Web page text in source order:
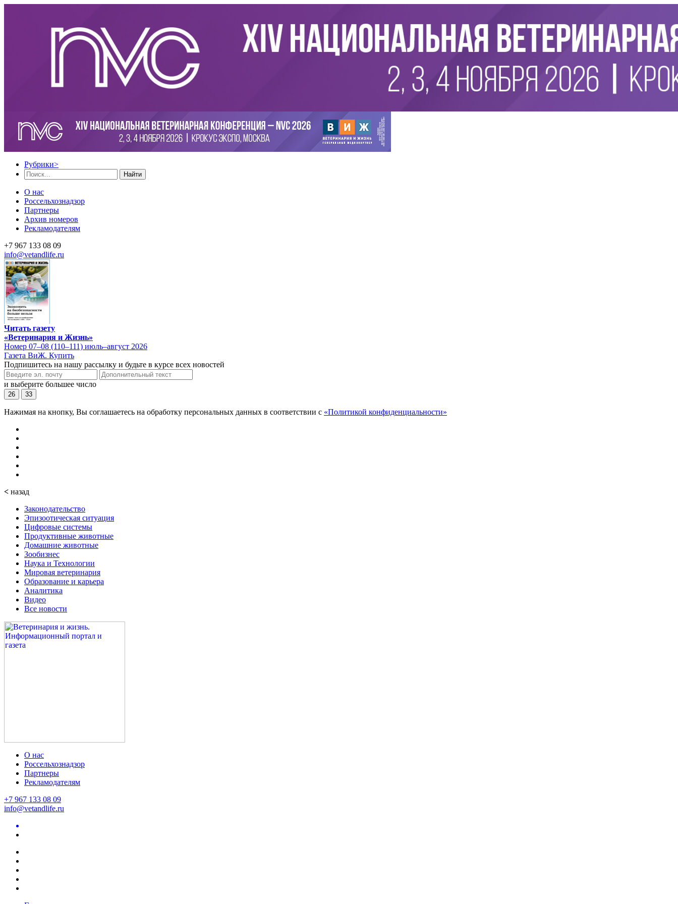
Рубрики>
Найти
О нас
Россельхознадзор
Партнеры
Архив номеров
Рекламодателям
+7 967 133 08 09
info@vetandlife.ru
Читать газету
«Ветеринария и Жизнь»
Номер 07–08 (110–111) июль–август 2026
Газета ВиЖ. Купить
Подпишитесь на нашу рассылку и будьте в курсе всех новостей
и выберите большее число
26 33
Нажимая на кнопку, Вы соглашаетесь на обработку персональных данных в соответствии с «Политикой конфиденциальности»
< назад
Законодательство
Эпизоотическая ситуация
Цифровые системы
Продуктивные животные
Домашние животные
Зообизнес
Наука и Технологии
Мировая ветеринария
Образование и карьера
Аналитика
Видео
Все новости
О нас
Россельхознадзор
Партнеры
Рекламодателям
+7 967 133 08 09
info@vetandlife.ru